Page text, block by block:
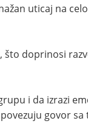
uticaj na
što doprinosi
i da izrazi
govor sa